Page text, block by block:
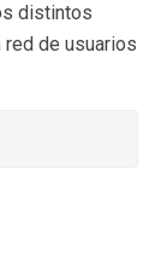
distintos
de usuarios